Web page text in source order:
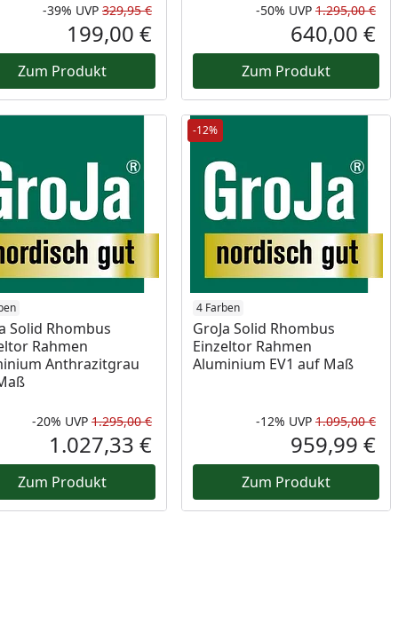
Preis Rabatt in Prozent
-39%
Ursprünglicher Preis
UVP 329,95 €
Aktueller Preis
199,00 €
Zum Produkt
-50% UVP 1.295,00 €
640,00 €
Zum Produkt
Preis
Solid Rhombus
Rahmen
Anthrazitgrau
Rabatt in Prozent
-20%
Ursprünglicher Preis
UVP 1.295,00 €
Aktueller Preis
1.027,33 €
Zum Produkt
-12%
4 Farben
GroJa Solid Rhombus
Einzeltor Rahmen
Aluminium EV1 auf Maß
-12% UVP 1.095,00 €
959,99 €
Zum Produkt